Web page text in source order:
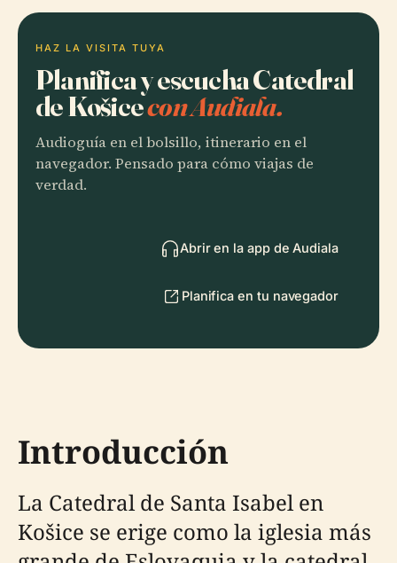
HAZ LA VISITA TUYA
Planifica y escucha Catedral
de Košicecon Audiala.
Audioguía en el bolsillo, itinerario en el
navegador. Pensado para cómo viajas de
verdad.
Abrir en la app de Audiala
Planifica en tu navegador
Introducción
La Catedral de Santa Isabel en
Košice se erige como la iglesia más